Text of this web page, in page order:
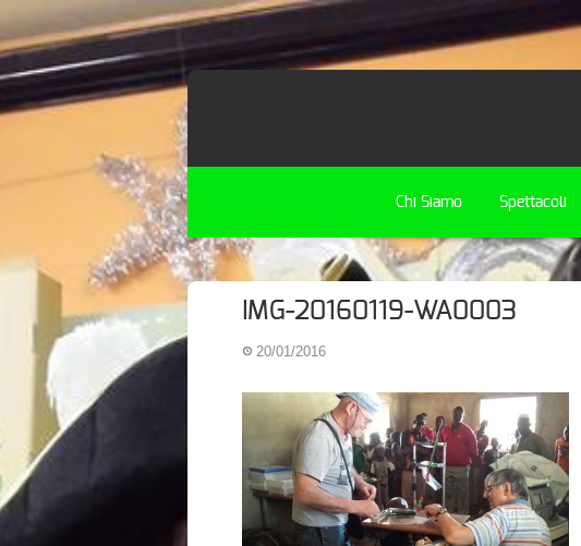
Chi Siamo Spettacoli
IMG-20160119-WA0003
20/01/2016